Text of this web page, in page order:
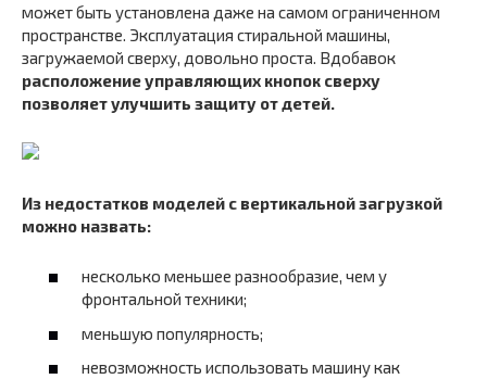
может быть установлена даже на самом ограниченном
пространстве. Эксплуатация стиральной машины,
загружаемой сверху, довольно проста. Вдобавок
расположение управляющих кнопок сверху
позволяет улучшить защиту от детей.
Из недостатков моделей с вертикальной загрузкой
можно назвать:
несколько меньшее разнообразие, чем у
фронтальной техники;
меньшую популярность;
невозможность использовать машину как